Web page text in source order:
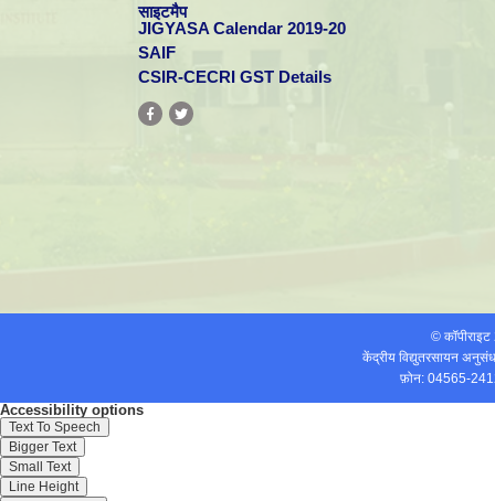
साइटमैप
JIGYASA Calendar 2019-20
SAIF
CSIR-CECRI GST Details
©
केंद्रीय विद्युतरसायन
फ़ोन: 04565-
Accessibility options
Text To Speech
Bigger Text
Small Text
Line Height